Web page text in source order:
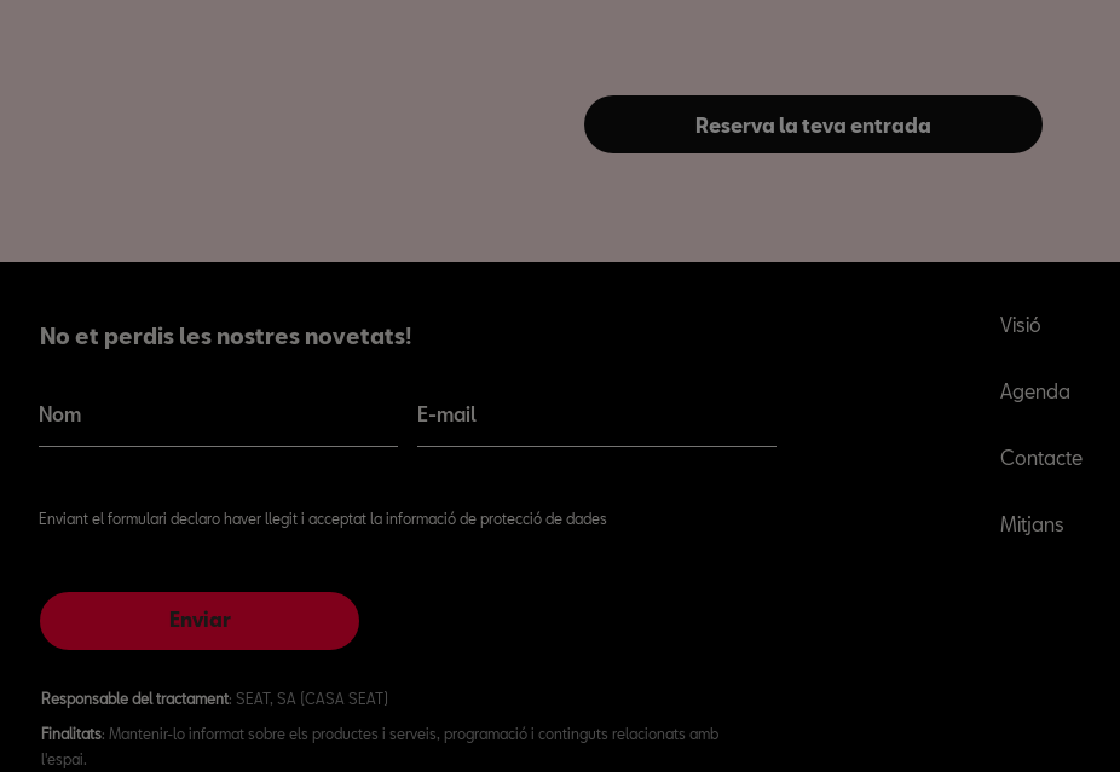
Reserva la teva entrada
No et perdis les nostres novetats!
Nom E-mail
Enviant el formulari declaro haver llegit i acceptat la informació de protecció de dades
Enviar
Responsable del tractament: SEAT, SA (CASA SEAT)
Finalitats: Mantenir-lo informat sobre els productes i serveis, programació i continguts relacionats amb
l'espai.
Visió
Agenda
Contacte
Mitjans